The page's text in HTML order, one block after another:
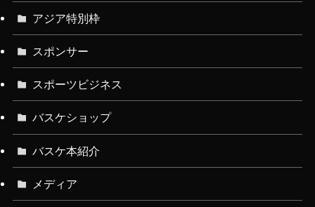
アジア特別枠
スポンサー
スポーツビジネス
バスケショップ
バスケ本紹介
メディア